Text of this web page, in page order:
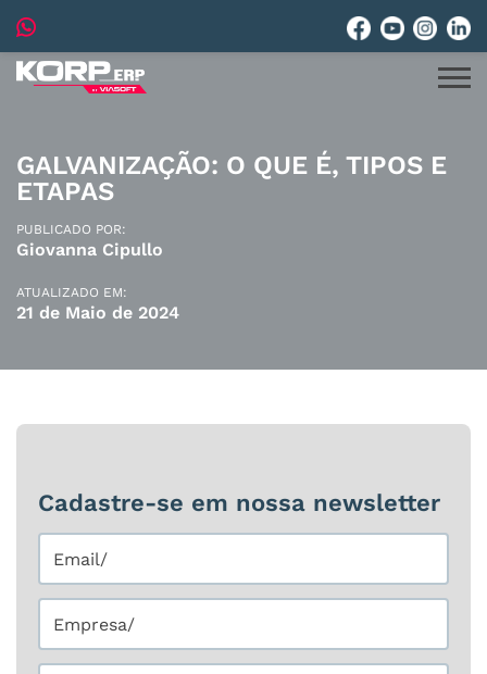
GALVANIZAÇÃO: O QUE É, TIPOS E
ETAPAS
PUBLICADO POR:
Giovanna Cipullo
ATUALIZADO EM:
21 de Maio de 2024
Cadastre-se em nossa newsletter